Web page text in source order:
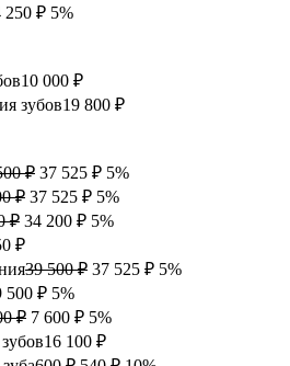
250 ₽ 5%
10 000 ₽
зубов19 800 ₽
₽ 37 525 ₽ 5%
₽ 37 525 ₽ 5%
₽ 34 200 ₽ 5%
₽
39 500 ₽ 37 525 ₽ 5%
500 ₽ 5%
₽ 7 600 ₽ 5%
16 100 ₽